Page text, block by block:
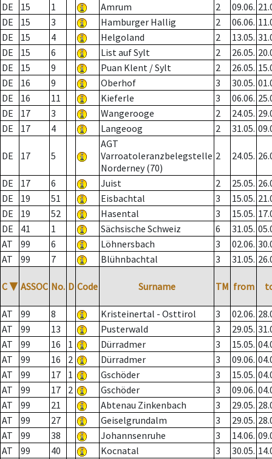
DE
15 1 Amrum 2 09.06.
DE
15 3 Hamburger Hallig 2 06.06.
DE
15 4 Helgoland 2 13.05.
DE
15 6 List auf Sylt 2 26.05.
DE
15 9 Puan Klent / Sylt 2 26.05.
DE
16 9 Oberhof 3 30.05.
DE
16 11 Kieferle 3 06.06.
DE
17 3 Wangerooge 2 24.05.
DE
17 4 Langeoog 2 31.05.
DE 17 5
AGT
Varroatoleranzbelegstelle
Norderney (70)
2 24.05.
DE 17 6 Juist 2 25.05.
DE
19 51 Eisbachtal 3 15.05.
DE
19 52 Hasental 3 15.05.
DE
41 1 Sächsische Schweiz 6 31.05.
AT
99 6 Löhnersbach 3 02.06.
AT
99 7 Blühnbachtal 3 31.05.
C ▼ ASSOC No. D Code Surname TM from
AT 99 8 Kristeinertal - Osttirol 3 02.06.
AT
99 13 Pusterwald 3 29.05.
AT
99 16 1 Dürradmer 3 15.05.
AT
99 16 2 Dürradmer 3 09.06.
AT
99 17 1 Gschöder 3 15.05.
AT
99 17 2 Gschöder 3 09.06.
AT
99 21 Abtenau Zinkenbach 3 29.05.
AT
99 27 Geiselgrundalm 3 29.05.
AT
99 38 Johannsenruhe 3 14.06.
AT
99 40 Kocnatal 3 30.05.